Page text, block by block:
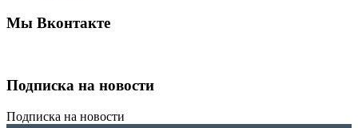
Мы Вконтакте
Подписка на новости
Подписка на новости